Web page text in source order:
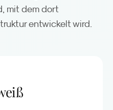
mit dem dort
entwickelt wird.